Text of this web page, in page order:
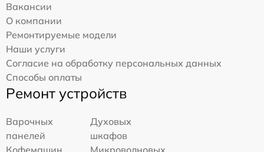
Вакансии
О компании
Ремонтируемые модели
Наши услуги
Согласие на обработку персональных данных
Способы оплаты
Ремонт устройств
Варочных
панелей
Духовых
шкафов
Кофемашин
Микроволновых